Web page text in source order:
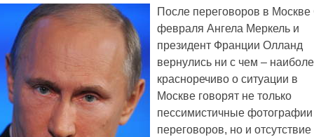
После переговоров в Москве
февраля Ангела Меркель и
президент Франции Олланд
вернулись ни с чем –
красноречиво о ситуации в
Москве говорят не только
пессимистичные фотографии
переговоров, но и отсутствие